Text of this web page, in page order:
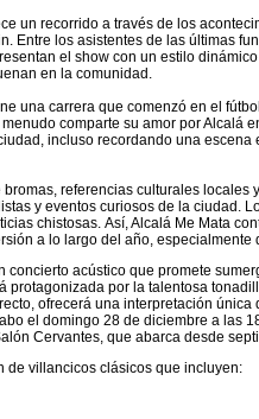
un recorrido a través de los
Entre los asistentes de las últimas
el show con un estilo
en la comunidad.
una carrera que comenzó en el
comparte su amor por Alcalá
incluso recordando una escena
referencias culturales locales
y eventos curiosos de la ciudad.
chistosas. Así, Alcalá Me Mata
a lo largo del año,
concierto acústico que promete
protagonizada por la talentosa
ofrecerá una interpretación única
el domingo 28 de diciembre a las
Cervantes, que abarca desde
de villancicos clásicos que incluyen: